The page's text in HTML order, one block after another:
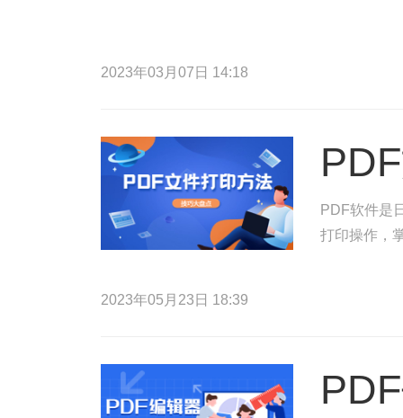
2023年03月07日 14:18
PDF软件是
打印操作，
2023年05月23日 18:39